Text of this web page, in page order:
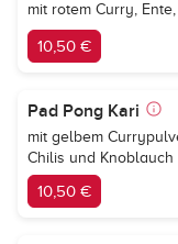
mit rotem Curry,
10,50 €
Pad Pong Kari
mit gelbem
Chilis und Knoblauch
10,50 €